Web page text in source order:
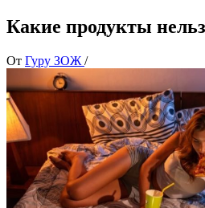
Какие продукты
От Гуру ЗОЖ /